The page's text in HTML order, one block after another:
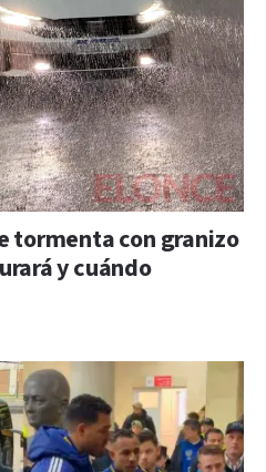
tormenta con granizo
y cuándo